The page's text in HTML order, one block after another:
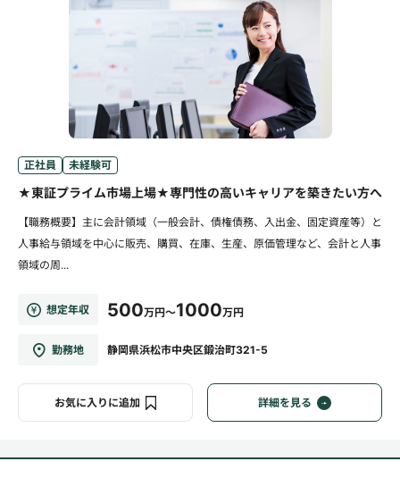
正社員 未経験可
★東証プライム市場上場★専門性の高いキャリアを築きたい方へ
【職務概要】主に会計領域（一般会計、債権債務、入出金、固定資産等）と
人事給与領域を中心に販売、購買、在庫、生産、原価管理など、会計と人事
領域の周...
想定年収 500万円～1000万円
勤務地 静岡県浜松市中央区鍛治町321-5
お気に入りに追加 詳細を見る